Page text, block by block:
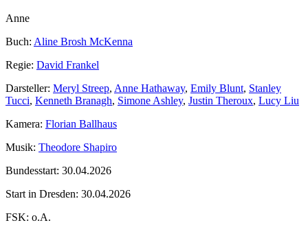
Anne
Buch: Aline Brosh McKenna
Regie: David Frankel
Darsteller: Meryl Streep, Anne Hathaway, Emily Blunt, Stanley
Tucci, Kenneth Branagh, Simone Ashley, Justin Theroux, Lucy Liu
Kamera: Florian Ballhaus
Musik: Theodore Shapiro
Bundesstart: 30.04.2026
Start in Dresden: 30.04.2026
FSK: o.A.